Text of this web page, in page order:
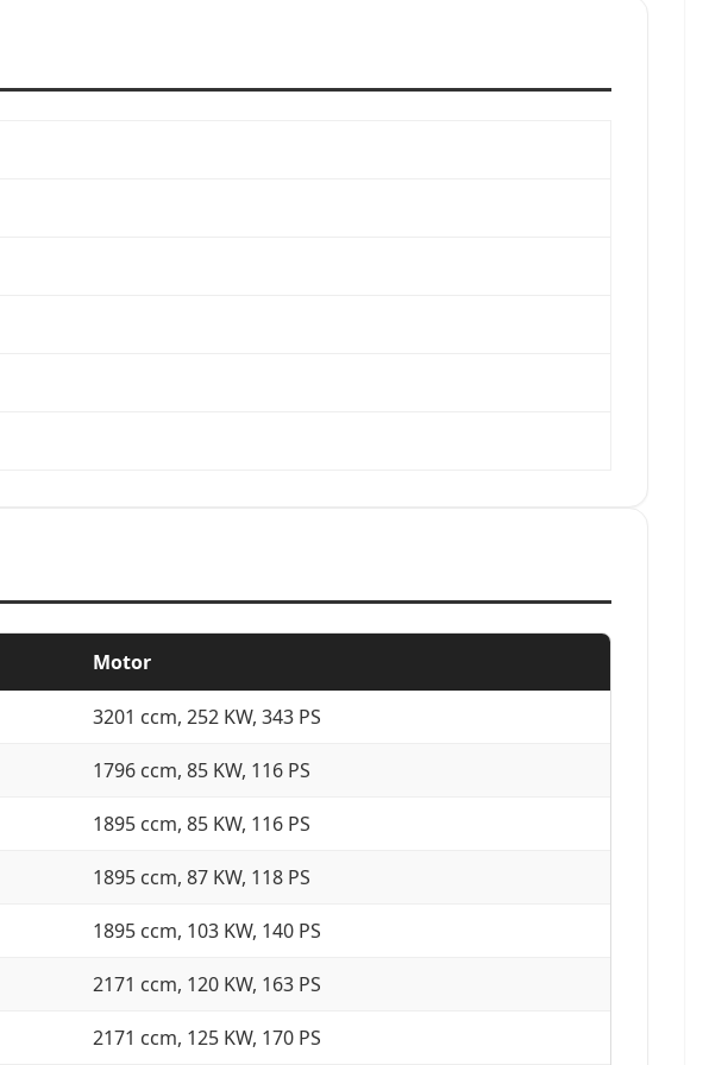
Motor
3201 ccm, 252 KW, 343 PS
1796 ccm, 85 KW, 116 PS
1895 ccm, 85 KW, 116 PS
1895 ccm, 87 KW, 118 PS
1895 ccm, 103 KW, 140 PS
2171 ccm, 120 KW, 163 PS
2171 ccm, 125 KW, 170 PS